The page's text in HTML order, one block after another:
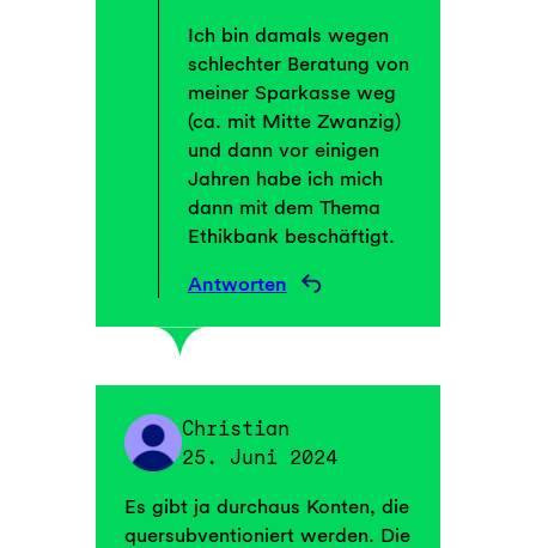
Ich bin damals wegen
schlechter Beratung von
meiner Sparkasse weg
(ca. mit Mitte Zwanzig)
und dann vor einigen
Jahren habe ich mich
dann mit dem Thema
Ethikbank beschäftigt.
Antworten
Christian
25. Juni 2024
Es gibt ja durchaus Konten, die
quersubventioniert werden. Die